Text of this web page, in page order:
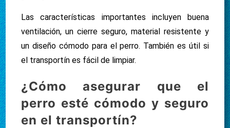
Las características importantes incluyen buena
ventilación, un cierre seguro, material resistente y
un diseño cómodo para el perro. También es útil si
el transportín es fácil de limpiar.
¿Cómo asegurar que el
perro esté cómodo y seguro
en el transportín?